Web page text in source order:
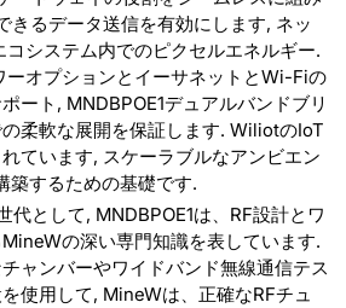
きるデータ送信を有効にします, ネッ
システム内でのピクセルエネルギー.
ーオプションとイーサネットとWi-Fiの
ート, MNDBPOE1デュアルバンドブリ
柔軟な展開を保証します. WiliotのIoT
ています, スケーラブルなアンビエン
築するための基礎です.
代として, MNDBPOE1は、RF設計とワ
の深い専門知識を表しています.
ャンバーやワイドバンド無線通信テス
使用して, MineWは、正確なRFチュ